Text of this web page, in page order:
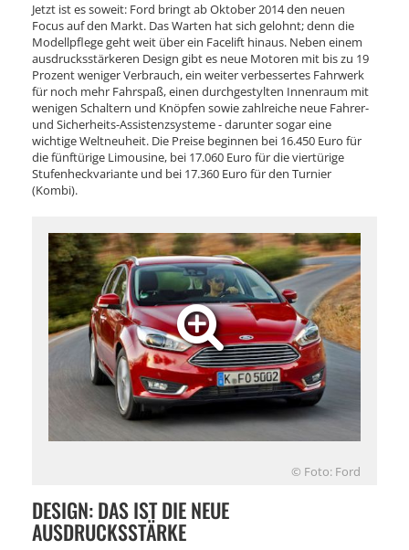
Jetzt ist es soweit: Ford bringt ab Oktober 2014 den neuen
Focus auf den Markt. Das Warten hat sich gelohnt; denn die
Modellpflege geht weit über ein Facelift hinaus. Neben einem
ausdrucksstärkeren Design gibt es neue Motoren mit bis zu 19
Prozent weniger Verbrauch, ein weiter verbessertes Fahrwerk
für noch mehr Fahrspaß, einen durchgestylten Innenraum mit
wenigen Schaltern und Knöpfen sowie zahlreiche neue Fahrer-
und Sicherheits-Assistenzsysteme - darunter sogar eine
wichtige Weltneuheit. Die Preise beginnen bei 16.450 Euro für
die fünftürige Limousine, bei 17.060 Euro für die viertürige
Stufenheckvariante und bei 17.360 Euro für den Turnier
(Kombi).
© Foto: Ford
DESIGN: DAS IST DIE NEUE
AUSDRUCKSSTÄRKE